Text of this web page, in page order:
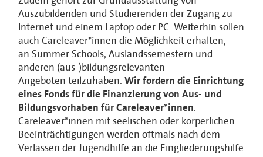
Auszubildenden und Studierenden der Zugang zu
Internet und einem Laptop oder PC. Weiterhin sollen
auch Careleaver*innen die Möglichkeit erhalten,
an Summer Schools, Auslandssemestern und
anderen (aus-)bildungsrelevanten
Angeboten teilzuhaben. Wir fordern die Einrichtung
eines Fonds für die Finanzierung von Aus- und
Bildungsvorhaben für Careleaver*innen.
Careleaver*innen mit seelischen oder körperlichen
Beeinträchtigungen werden oftmals nach dem
Verlassen der Jugendhilfe an die Eingliederungshilfe